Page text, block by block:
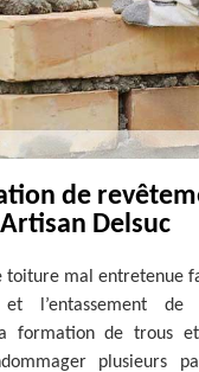
de
Delsuc
toiture mal entretenue
l’entassement de
formation de trous
plusieurs